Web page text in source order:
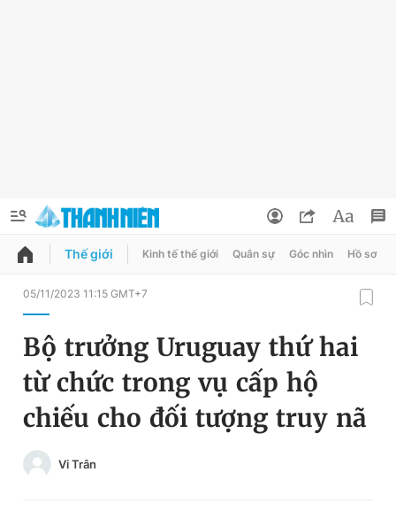
QUẢNG CÁO
Chuyên mục
Chuyên mục khác
Chào ngày mới
Đổi mật khẩu
Tin đã lưu
Thế giới Kinh tế thế giới Quân sự Góc nhìn Hồ sơ
05/11/2023 11:15 GMT+7
Bộ trưởng Uruguay thứ hai
từ chức trong vụ cấp hộ
chiếu cho đối tượng truy nã
Vi Trân